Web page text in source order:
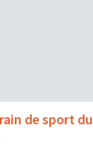
de sport du